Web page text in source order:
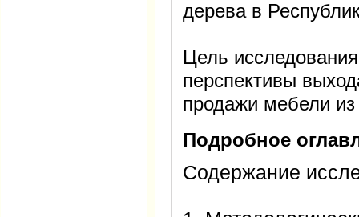
дерева в
Цель
перспективы
продажи мебели
Подробное
Содержание